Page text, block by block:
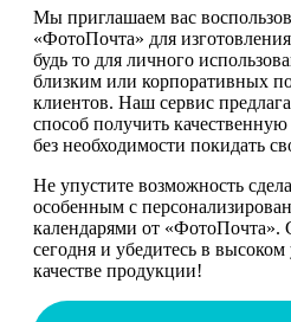
Мы приглашаем вас
«ФотоПочта» для
будь то для личного
близким или корпоративных
клиентов. Наш сервис
способ получить
без необходимости покидать
Не упустите возможность
особенным с
календарями от «ФотоПочта».
сегодня и убедитесь в
качестве продукции!